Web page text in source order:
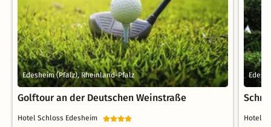
Edesheim (Pfalz), Rheinland-Pfalz
Golftour an der Deutschen Weinstraße
Hotel Schloss Edesheim Hotel